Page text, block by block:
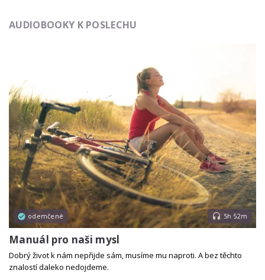
AUDIOBOOKY K POSLECHU
odemčené 5h 52m
Manuál pro naši mysl
Dobrý život k nám nepřijde sám, musíme mu naproti. A bez těchto
znalostí daleko nedojdeme.